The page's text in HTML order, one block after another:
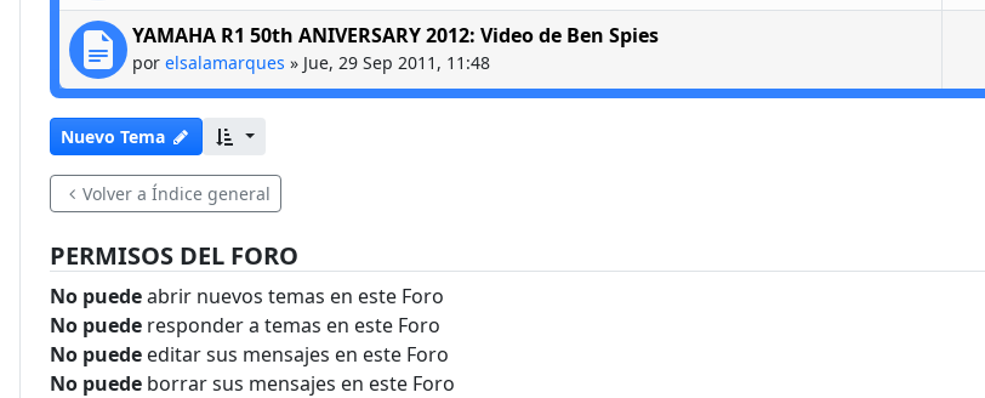
YAMAHA R1 50th ANIVERSARY 2012: Video de Ben Spies
por elsalamarques » Jue, 29 Sep 2011, 11:48
Nuevo Tema
Volver a Índice general
PERMISOS DEL FORO
No puedeabrir nuevos temas en este Foro
No puede responder a temas en este Foro
No puede editar sus mensajes en este Foro
No puede borrar sus mensajes en este Foro